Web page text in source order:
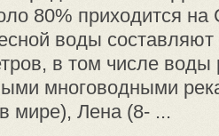
80% приходится на
воды
в том числе воды
многоводными
мире), Лена (8- ...